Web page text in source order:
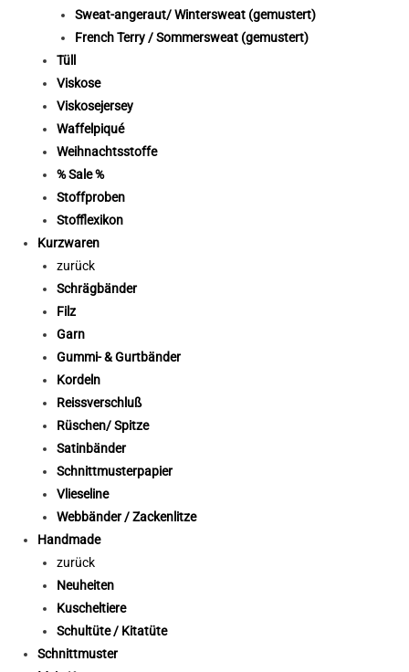
Sweat-angeraut/ Wintersweat (gemustert)
French Terry / Sommersweat (gemustert)
Tüll
Viskose
Viskosejersey
Waffelpiqué
Weihnachtsstoffe
% Sale %
Stoffproben
Stofflexikon
Kurzwaren
zurück
Schrägbänder
Filz
Garn
Gummi- & Gurtbänder
Kordeln
Reissverschluß
Rüschen/ Spitze
Satinbänder
Schnittmusterpapier
Vlieseline
Webbänder / Zackenlitze
Handmade
zurück
Neuheiten
Kuscheltiere
Schultüte / Kitatüte
Schnittmuster